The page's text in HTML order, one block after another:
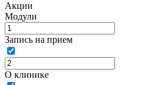
Акции
Модули
Запись на прием
О клинике